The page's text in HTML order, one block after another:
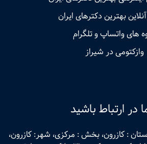
بهترین دکترهای ایران
های واتساپ و تلگرام
وازکتومی در شیراز
در ارتباط باشید
: کازرون، بخش : مرکزی، شهر: کازرون،